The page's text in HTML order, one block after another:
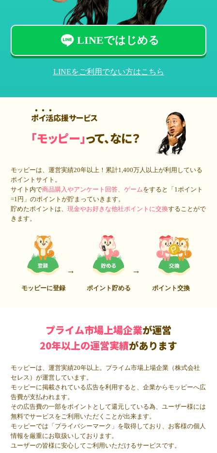
LINEではじめる
LINEをご利用でない方はこちら
ポイ活応援サービス
「モッピー」って、なに？
モッピーは、運営実績20年以上！累計1,400万人 以上が利用している
ポイントサイト。
サイト内で商品購入やアンケート回答、ゲームをすると「1ポイント
=1円」のポイントが貯まっていきます。
貯めたポイントは、現金やお好きな他社ポイントに交換することがで
きます。
モッピーに登録 ポイント貯める ポイント交換
プライム市場上場企業が運営
20年以上の運営実績があります
モッピーは、運営実績20年以上。プライム市場上場企業（株式会社
セレス）が運営しています。
モッピーに掲載されている広告を利用すると、企業からモッピーへ広
告費が支払われます。
その広告費の一部をポイントとして還元している為、ユーザー様には
無料でサービスをご利用いただくことが出来ます。
モッピーでは「プライバシーマーク」を取得しており、お客様の個人
情報を厳重にお取扱いしております。
ユーザーの皆様に安心してご利用いただけるサービスです。